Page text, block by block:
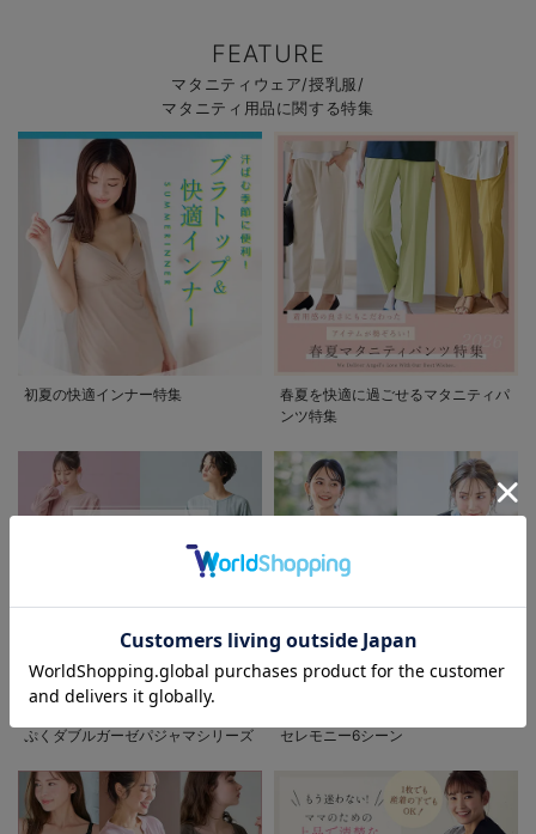
お気に入り商品を確認する
FEATURE
マタニティウェア/授乳服/
マタニティ用品に関する特集
初夏の快適インナー特集
春夏を快適に過ごせるマタニティパ
ンツ特集
ぷくダブルガーゼパジャマシリーズ
セレモニー6シーン